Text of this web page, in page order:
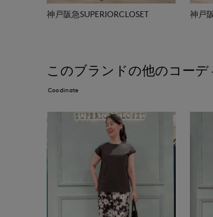
神戸阪急SUPERIORCLOSET 神戸
このブランドの他のコーデ
Coodinate